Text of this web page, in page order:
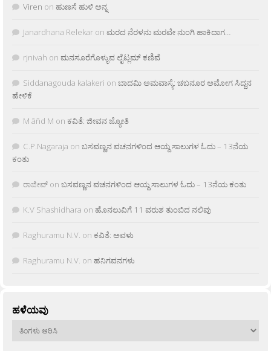
Viren on ಹುಣಸೆ ಹುಳಿ ಅನ್ನ
Janardhana Relekar on ಮರದ ನೆರಳನು ಮರವೇ ನುಂಗಿ ಹಾಕಿದಾಗ…
rjnivah on ಮನಸೂರೆಗೊಳ್ಳುವ ಲೈಟ್ಲಮ್ ಕಣಿವೆ
Siddanagouda kalakeri on ಬಾದಮಿ ಅಮವಾಸ್ಯೆ: ಚಬನೂರ ಅಮೋಗ ಸಿದ್ದನ
ಹೇಳಿಕೆ
M âñd M on ಕವಿತೆ: ಜೀವನ ಜ್ಯೋತಿ
C.P.Nagaraja on ಬಸವಣ್ಣನ ವಚನಗಳಿಂದ ಆಯ್ದ ಸಾಲುಗಳ ಓದು – 13ನೆಯ
ಕಂತು
ರಾಜೀವ್ on ಬಸವಣ್ಣನ ವಚನಗಳಿಂದ ಆಯ್ದ ಸಾಲುಗಳ ಓದು – 13ನೆಯ ಕಂತು
K.V Shashidhara on ಹೊನಲುವಿಗೆ 11 ವರುಶ ತುಂಬಿದ ನಲಿವು
Raghuramu N.V. on ಕವಿತೆ: ಅವಳು
Raghuramu N.V. on ಹನಿಗವನಗಳು
ಹಳೆಯವು
ಹಳೆಯವು